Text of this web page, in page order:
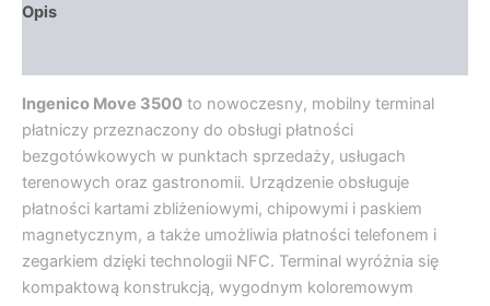
Opis
Ingenico Move 3500 to nowoczesny, mobilny terminal
płatniczy przeznaczony do obsługi płatności
bezgotówkowych w punktach sprzedaży, usługach
terenowych oraz gastronomii. Urządzenie obsługuje
płatności kartami zbliżeniowymi, chipowymi i paskiem
magnetycznym, a także umożliwia płatności telefonem i
zegarkiem dzięki technologii NFC. Terminal wyróżnia się
kompaktową konstrukcją, wygodnym koloremowym